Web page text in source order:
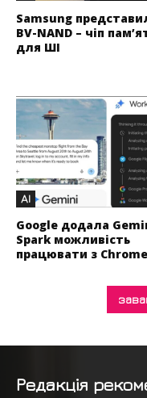
Samsung
BV-NAND – чіп
для ШІ
AI
Google додала
Spark можливість
працювати з Chrome
Редакція